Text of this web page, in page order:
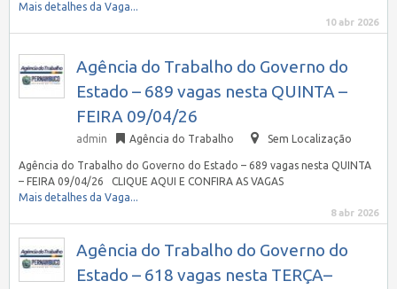
Mais detalhes da Vaga...
10 abr 2026
Agência do Trabalho do Governo do
Estado – 689 vagas nesta QUINTA –
FEIRA 09/04/26
admin Agência do Trabalho Sem Localização
Agência do Trabalho do Governo do Estado – 689 vagas nesta QUINTA
– FEIRA 09/04/26 CLIQUE AQUI E CONFIRA AS VAGAS
Mais detalhes da Vaga...
8 abr 2026
Agência do Trabalho do Governo do
Estado – 618 vagas nesta TERÇA–